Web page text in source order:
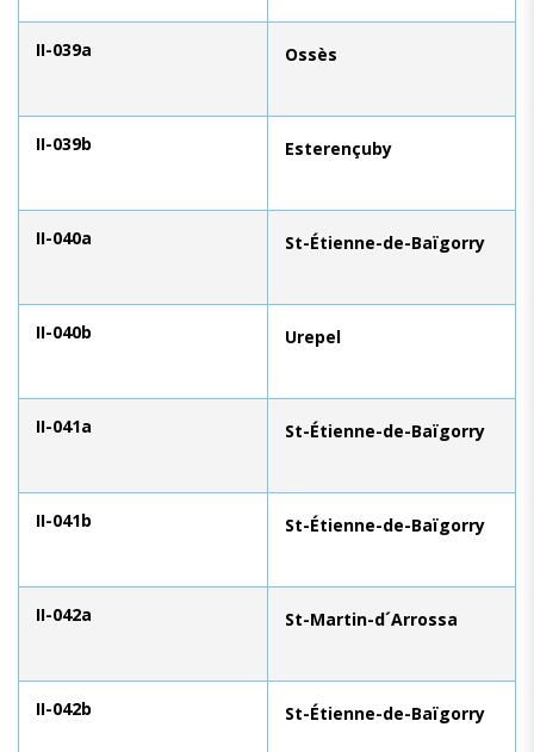
II-039a Ossès
II-039b Esterençuby
II-040a St-Étienne-de-Baïgorry
II-040b Urepel
II-041a St-Étienne-de-Baïgorry
II-041b St-Étienne-de-Baïgorry
II-042a St-Martin-d´Arrossa
II-042b St-Étienne-de-Baïgorry